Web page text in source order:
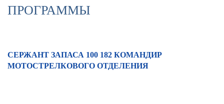
ПРОГРАММЫ
СЕРЖАНТ ЗАПАСА 100 182 КОМАНДИР
МОТОСТРЕЛКОВОГО ОТДЕЛЕНИЯ